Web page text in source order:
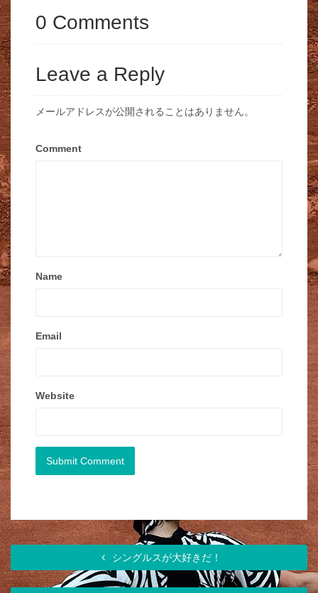
0 Comments
Leave a Reply
メールアドレスが公開されることはありません。
Comment
Name
Email
Website
シングルスが大好きだ！